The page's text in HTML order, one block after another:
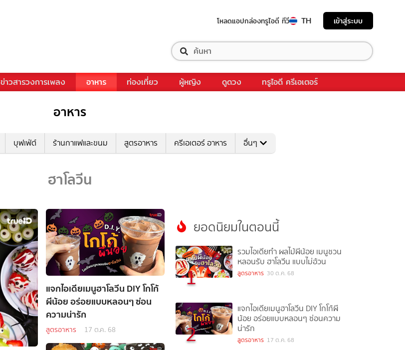
โหลดแอปกล่องทรูไอดี ทีวี TH เข้าสู่ระบบ
ข่าวสารวงการเพลง อาหาร ท่องเที่ยว ผู้หญิง ดูดวง ทรูไอดี ครีเอเตอร์
อาหาร
บุฟเฟ่ต์ ร้านกาแฟและขนม สูตรอาหาร ครีเอเตอร์ อาหาร อื่นๆ
ฮาโลวีน
แจกไอเดียเมนูฮาโลวีน DIY โกโก้
ผีน้อย อร่อยแบบหลอนๆ ซ่อน
ความน่ารัก
สูตรอาหาร 17 ต.ค. 68
ยอดนิยมในตอนนี้
1
รวมไอเดียทำ ผลไม้ผีน้อย เมนูชวน
หลอนรับ ฮาโลวีน แบบไม่อ้วน
สูตรอาหาร 30 ต.ค. 68
2
แจกไอเดียเมนูฮาโลวีน DIY โกโก้ผี
น้อย อร่อยแบบหลอนๆ ซ่อนความ
น่ารัก
สูตรอาหาร 17 ต.ค. 68